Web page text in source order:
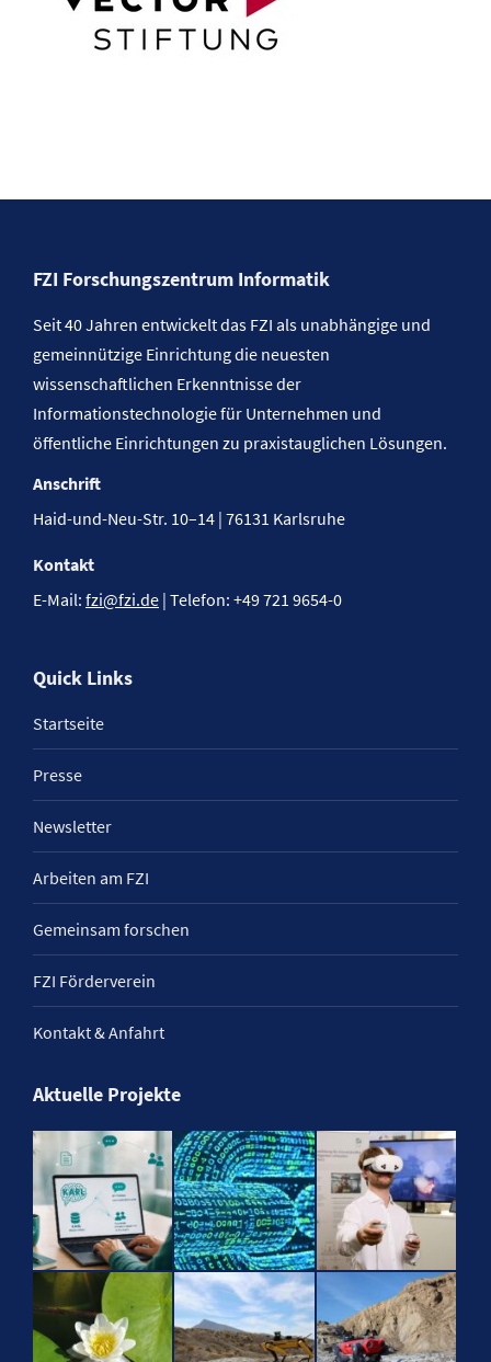
FZI Forschungszentrum Informatik
Seit 40 Jahren entwickelt das FZI als unabhängige und
gemeinnützige Einrichtung die neuesten
wissenschaftlichen Erkenntnisse der
Informationstechnologie für Unternehmen und
öffentliche Einrichtungen zu praxistauglichen Lösungen.
Anschrift
Haid-und-Neu-Str. 10–14 | 76131 Karlsruhe
Kontakt
E-Mail: fzi@fzi.de | Telefon: +49 721 9654-0
Quick Links
Startseite
Presse
Newsletter
Arbeiten am FZI
Gemeinsam forschen
FZI Förderverein
Kontakt & Anfahrt
Aktuelle Projekte